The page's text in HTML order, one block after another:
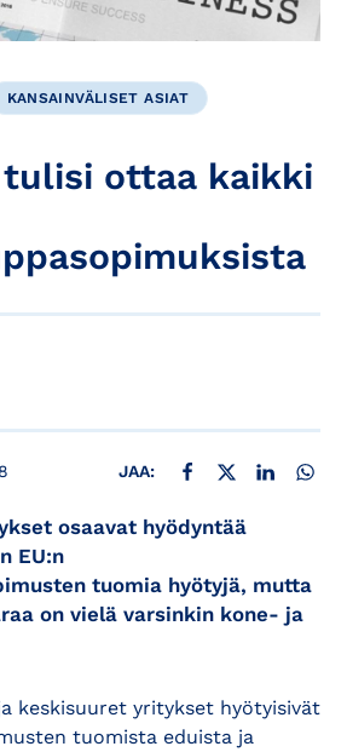
KANSAINVÄLISET ASIAT
ottaa kaikki
JAA: JAA FACEBOOKISSA
JAA X:SSÄ JAA
osaavat hyödyntää
EU:n
tuomia hyötyjä, mutta
on vielä varsinkin kone- ja
keskisuuret yritykset hyötyisivät
tuomista eduista ja